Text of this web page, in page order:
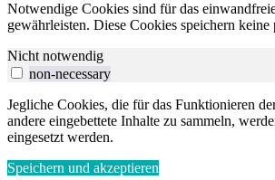
Notwendige Cookies sind für das
gewährleisten. Diese Cookies speichern
Nicht notwendig
non-necessary
Jegliche Cookies, die für das Funktionieren
andere eingebettete Inhalte zu sammeln,
eingesetzt werden.
Speichern und akzeptieren